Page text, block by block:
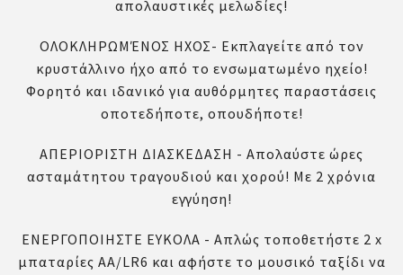
απολαυστικές μελωδίες!
ΟΛΟΚΛΗΡΩΜΈΝΟΣ ΗΧΟΣ- Εκπλαγείτε από τον
κρυστάλλινο ήχο από το ενσωματωμένο ηχείο!
Φορητό και ιδανικό για αυθόρμητες παραστάσεις
οποτεδήποτε, οπουδήποτε!
ΑΠΕΡΙΟΡΙΣΤΗ ΔΙΑΣΚΕΔΑΣΗ - Απολαύστε ώρες
ασταμάτητου τραγουδιού και χορού! Με 2 χρόνια
εγγύηση!
ΕΝΕΡΓΟΠΟΙΗΣΤΕ ΕΥΚΟΛΑ - Απλώς τοποθετήστε 2 x
μπαταρίες AA/LR6 και αφήστε το μουσικό ταξίδι να